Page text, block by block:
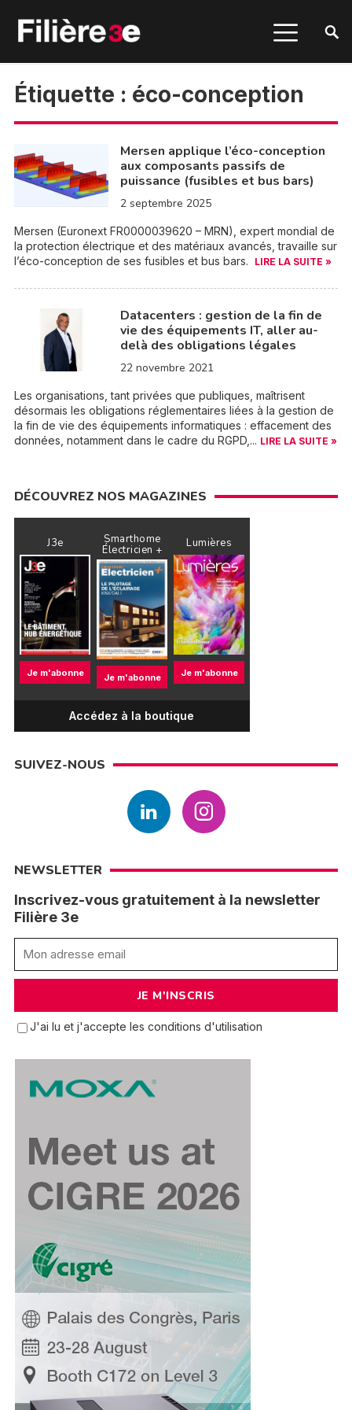
Étiquette : éco-conception
Mersen applique l’éco-conception
aux composants passifs de
puissance (fusibles et bus bars)
2 septembre 2025
Mersen (Euronext FR0000039620 – MRN), expert mondial de
la protection électrique et des matériaux avancés, travaille sur
l’éco-conception de ses fusibles et bus bars.
LIRE LA SUITE »
Datacenters : gestion de la fin de
vie des équipements IT, aller au-
delà des obligations légales
22 novembre 2021
Les organisations, tant privées que publiques, maîtrisent
désormais les obligations réglementaires liées à la gestion de
la fin de vie des équipements informatiques : effacement des
données, notamment dans le cadre du RGPD,... LIRE LA SUITE »
DÉCOUVREZ NOS MAGAZINES
J3e
Je m'abonne
Smarthome
Électricien +
Je m'abonne
Lumières
Je m'abonne
Accédez à la boutique
SUIVEZ-NOUS
NEWSLETTER
Inscrivez-vous gratuitement à la newsletter
Filière 3e
J'ai lu et j'accepte les conditions d'utilisation